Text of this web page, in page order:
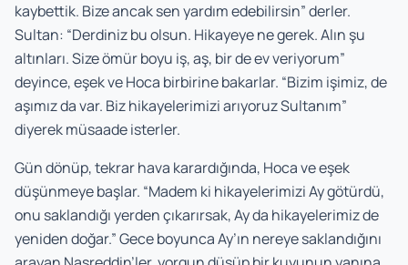
kaybettik. Bize ancak sen yardım edebilirsin” derler.
Sultan: “Derdiniz bu olsun. Hikayeye ne gerek. Alın şu
altınları. Size ömür boyu iş, aş, bir de ev veriyorum”
deyince, eşek ve Hoca birbirine bakarlar. “Bizim işimiz, de
aşımız da var. Biz hikayelerimizi arıyoruz Sultanım”
diyerek müsaade isterler.
Gün dönüp, tekrar hava karardığında, Hoca ve eşek
düşünmeye başlar. “Madem ki hikayelerimizi Ay götürdü,
onu saklandığı yerden çıkarırsak, Ay da hikayelerimiz de
yeniden doğar.” Gece boyunca Ay’ın nereye saklandığını